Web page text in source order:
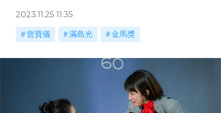
2023.11.25 11:35
曾寶儀 滿島光 金馬獎